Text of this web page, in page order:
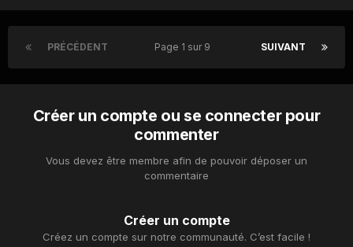
PRÉCÉDENT SUIVANT
Page 1 sur 9
Créer un compte ou se connecter pour
commenter
Vous devez être membre afin de pouvoir déposer un
commentaire
Créer un compte
Créez un compte sur notre communauté. C’est facile !